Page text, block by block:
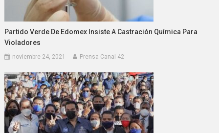
Partido Verde De Edomex Insiste A Castración Química Para
Violadores
noviembre 24, 2021 Prensa Canal 42